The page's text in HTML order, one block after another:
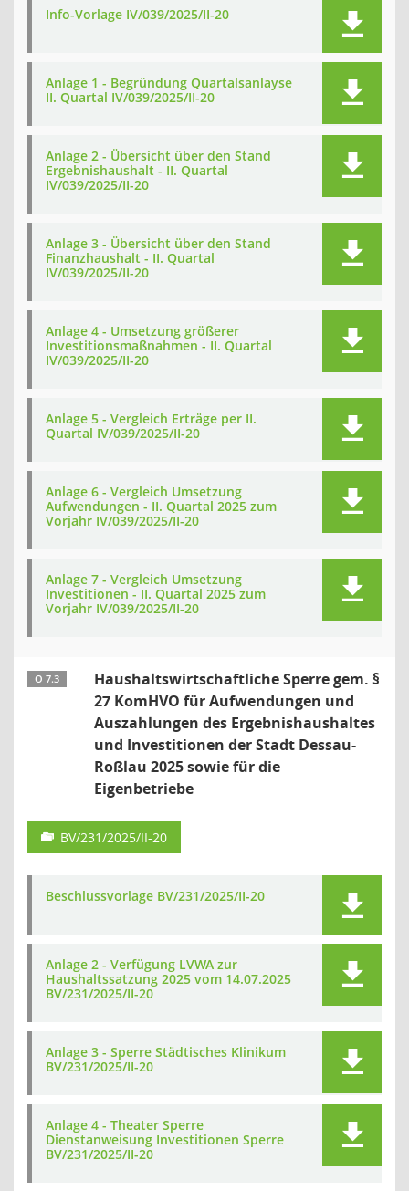
Info-Vorlage IV/039/2025/II-20
Anlage 1 - Begründung Quartalsanlayse
II. Quartal IV/039/2025/II-20
Anlage 2 - Übersicht über den Stand
Ergebnishaushalt - II. Quartal
IV/039/2025/II-20
Anlage 3 - Übersicht über den Stand
Finanzhaushalt - II. Quartal
IV/039/2025/II-20
Anlage 4 - Umsetzung größerer
Investitionsmaßnahmen - II. Quartal
IV/039/2025/II-20
Anlage 5 - Vergleich Erträge per II.
Quartal IV/039/2025/II-20
Anlage 6 - Vergleich Umsetzung
Aufwendungen - II. Quartal 2025 zum
Vorjahr IV/039/2025/II-20
Anlage 7 - Vergleich Umsetzung
Investitionen - II. Quartal 2025 zum
Vorjahr IV/039/2025/II-20
Ö 7.3
Haushaltswirtschaftliche Sperre gem. §
27 KomHVO für Aufwendungen und
Auszahlungen des Ergebnishaushaltes
und Investitionen der Stadt Dessau-
Roßlau 2025 sowie für die
Eigenbetriebe
BV/231/2025/II-20
Beschlussvorlage BV/231/2025/II-20
Anlage 2 - Verfügung LVWA zur
Haushaltssatzung 2025 vom 14.07.2025
BV/231/2025/II-20
Anlage 3 - Sperre Städtisches Klinikum
BV/231/2025/II-20
Anlage 4 - Theater Sperre
Dienstanweisung Investitionen Sperre
BV/231/2025/II-20